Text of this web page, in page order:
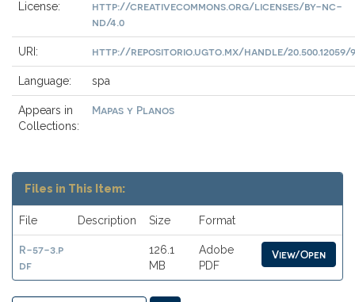
License:
http://creativecommons.org/licenses/by-nc-
nd/4.0
URI: http://repositorio.ugto.mx/handle/20.500.12059/
Language: spa
Appears in
Collections:
Mapas y Planos
Files in This Item:
File Description Size Format
R-57-3.p
df
126.1
MB
Adobe
PDF
View/Open